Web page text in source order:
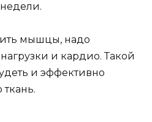
мышцы, надо
и кардио. Такой
и эффективно